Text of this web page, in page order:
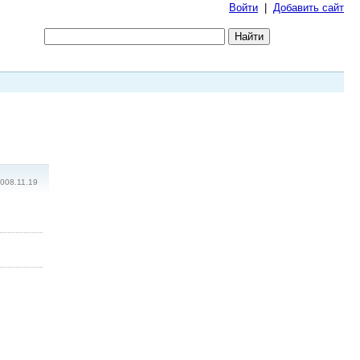
Войти Добавить сайт